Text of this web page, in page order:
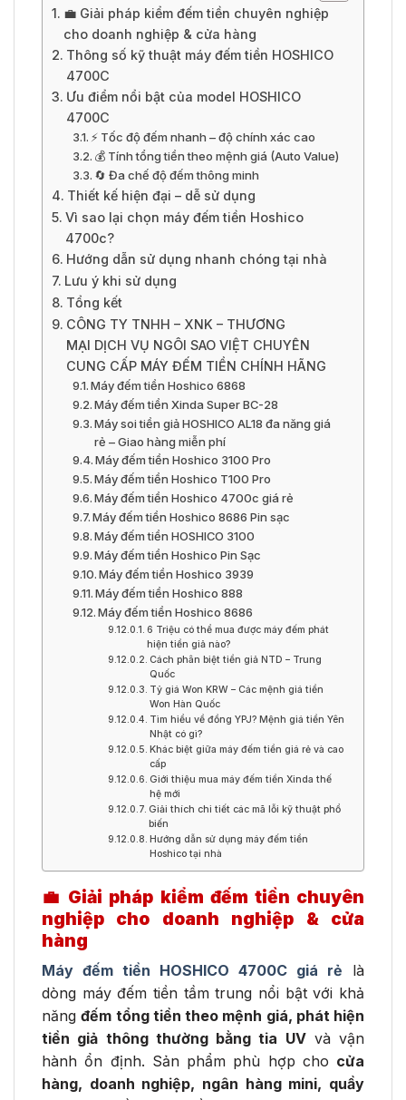
💼 Giải pháp kiểm đếm tiền chuyên nghiệp
cho doanh nghiệp & cửa hàng
Thông số kỹ thuật máy đếm tiền HOSHICO
4700C
Ưu điểm nổi bật của model HOSHICO
4700C
⚡ Tốc độ đếm nhanh – độ chính xác cao
💰 Tính tổng tiền theo mệnh giá (Auto Value)
🔄 Đa chế độ đếm thông minh
Thiết kế hiện đại – dễ sử dụng
Vì sao lại chọn máy đếm tiền Hoshico
4700c?
Hướng dẫn sử dụng nhanh chóng tại nhà
Lưu ý khi sử dụng
Tổng kết
CÔNG TY TNHH – XNK – THƯƠNG
MẠI DỊCH VỤ NGÔI SAO VIỆT CHUYÊN
CUNG CẤP MÁY ĐẾM TIỀN CHÍNH HÃNG
Máy đếm tiền Hoshico 6868
Máy đếm tiền Xinda Super BC-28
Máy soi tiền giả HOSHICO AL18 đa năng giá
rẻ – Giao hàng miễn phí
Máy đếm tiền Hoshico 3100 Pro
Máy đếm tiền Hoshico T100 Pro
Máy đếm tiền Hoshico 4700c giá rẻ
Máy đếm tiền Hoshico 8686 Pin sạc
Máy đếm tiền HOSHICO 3100
Máy đếm tiền Hoshico Pin Sạc
Máy đếm tiền Hoshico 3939
Máy đếm tiền Hoshico 888
Máy đếm tiền Hoshico 8686
6 Triệu có thể mua được máy đếm phát
hiện tiền giả nào?
Cách phân biệt tiền giả NTD – Trung
Quốc
Tỷ giá Won KRW – Các mệnh giá tiền
Won Hàn Quốc
Tìm hiểu về đồng YPJ? Mệnh giá tiền Yên
Nhật có gì?
Khác biệt giữa máy đếm tiền giá rẻ và cao
cấp
Giới thiệu mua máy đếm tiền Xinda thế
hệ mới
Giải thích chi tiết các mã lỗi kỹ thuật phổ
biến
Hướng dẫn sử dụng máy đếm tiền
Hoshico tại nhà
💼 Giải pháp kiểm đếm tiền chuyên
nghiệp cho doanh nghiệp & cửa
hàng
Máy đếm tiền HOSHICO 4700C giá rẻ là
dòng máy đếm tiền tầm trung nổi bật với khả
năngđếm tổng tiền theo mệnh giá, phát hiện
tiền giả thông thường bằng tia UVvà vận
hành ổn định. Sản phẩm phù hợp cho cửa
hàng, doanh nghiệp, ngân hàng mini, quầy